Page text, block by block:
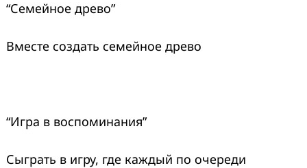
“Семейное древо”
Вместе создать семейное древо
“Игра в воспоминания”
Сыграть в игру, где каждый по очереди